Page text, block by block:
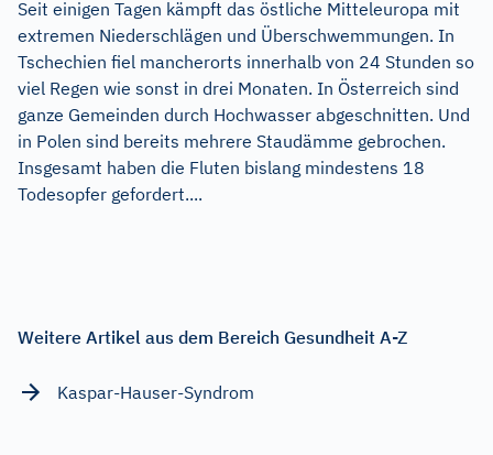
Seit einigen Tagen kämpft das östliche Mitteleuropa mit
extremen Niederschlägen und Überschwemmungen. In
Tschechien fiel mancherorts innerhalb von 24 Stunden so
viel Regen wie sonst in drei Monaten. In Österreich sind
ganze Gemeinden durch Hochwasser abgeschnitten. Und
in Polen sind bereits mehrere Staudämme gebrochen.
Insgesamt haben die Fluten bislang mindestens 18
Todesopfer gefordert....
Weitere Artikel aus dem Bereich Gesundheit A-Z
Kaspar-Hauser-Syndrom